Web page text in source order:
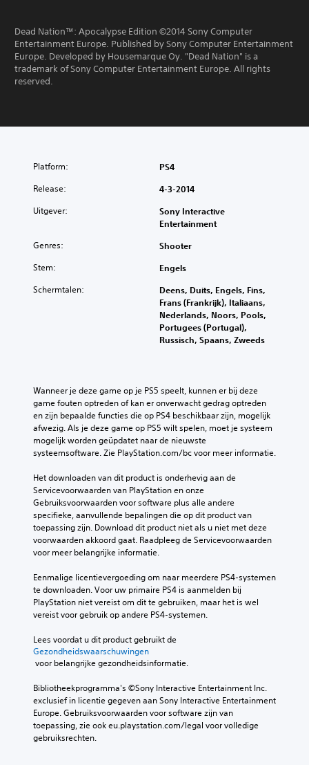
Dead Nation™: Apocalypse Edition ©2014 Sony Computer
Entertainment Europe. Published by Sony Computer Entertainment
Europe. Developed by Housemarque Oy. "Dead Nation" is a
trademark of Sony Computer Entertainment Europe. All rights
reserved.
Platform: PS4
Release: 4-3-2014
Uitgever:
Sony Interactive
Entertainment
Genres: Shooter
Stem: Engels
Schermtalen:
Deens, Duits, Engels, Fins,
Frans (Frankrijk), Italiaans,
Nederlands, Noors, Pools,
Portugees (Portugal),
Russisch, Spaans, Zweeds
Wanneer je deze game op je PS5 speelt, kunnen er bij deze
game fouten optreden of kan er onverwacht gedrag optreden
en zijn bepaalde functies die op PS4 beschikbaar zijn, mogelijk
afwezig. Als je deze game op PS5 wilt spelen, moet je systeem
mogelijk worden geüpdatet naar de nieuwste
systeemsoftware. Zie PlayStation.com/bc voor meer informatie.
Het downloaden van dit product is onderhevig aan de
Servicevoorwaarden van PlayStation en onze
Gebruiksvoorwaarden voor software plus alle andere
specifieke, aanvullende bepalingen die op dit product van
toepassing zijn. Download dit product niet als u niet met deze
voorwaarden akkoord gaat. Raadpleeg de Servicevoorwaarden
voor meer belangrijke informatie.
Eenmalige licentievergoeding om naar meerdere PS4-systemen
te downloaden. Voor uw primaire PS4 is aanmelden bij
PlayStation niet vereist om dit te gebruiken, maar het is wel
vereist voor gebruik op andere PS4-systemen.
Lees voordat u dit product gebruikt de
Gezondheidswaarschuwingen
voor belangrijke gezondheidsinformatie.
Bibliotheekprogramma's ©Sony Interactive Entertainment Inc.
exclusief in licentie gegeven aan Sony Interactive Entertainment
Europe. Gebruiksvoorwaarden voor software zijn van
toepassing, zie ook eu.playstation.com/legal voor volledige
gebruiksrechten.